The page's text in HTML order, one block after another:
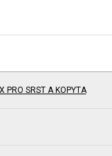
PRO SRST A KOPYTA